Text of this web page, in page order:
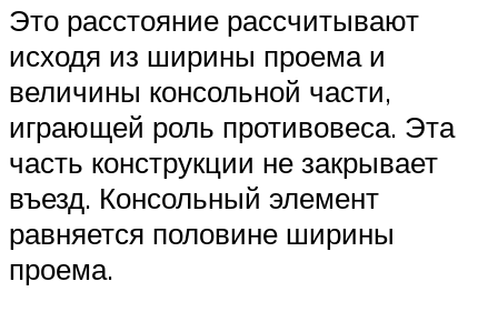
Это расстояние рассчитывают
исходя из ширины проема и
величины консольной части,
играющей роль противовеса. Эта
часть конструкции не закрывает
въезд. Консольный элемент
равняется половине ширины
проема.